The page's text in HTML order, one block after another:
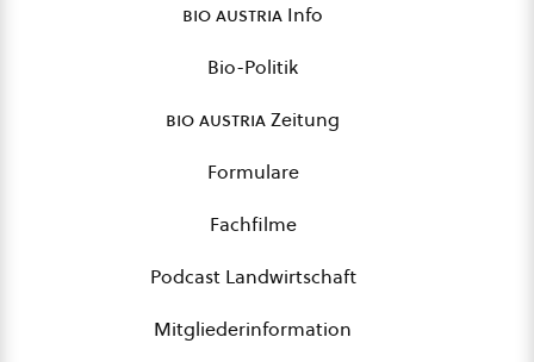
bio austria Info
Bio-Politik
bio austriaZeitung
Formulare
Fachfilme
Podcast Landwirtschaft
Mitgliederinformation